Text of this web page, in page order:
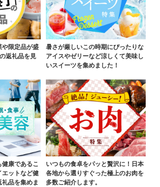
や限定品が盛
返礼品を見
暑さが厳しいこの時期にぴったりな
アイスやゼリーなど涼しくて美味し
いスイーツを集めました！
康であるこ
エットなど健
品を集めま
いつもの食卓をパッと贅沢に！日本
各地から選りすぐった極上のお肉を
多数ご紹介します。